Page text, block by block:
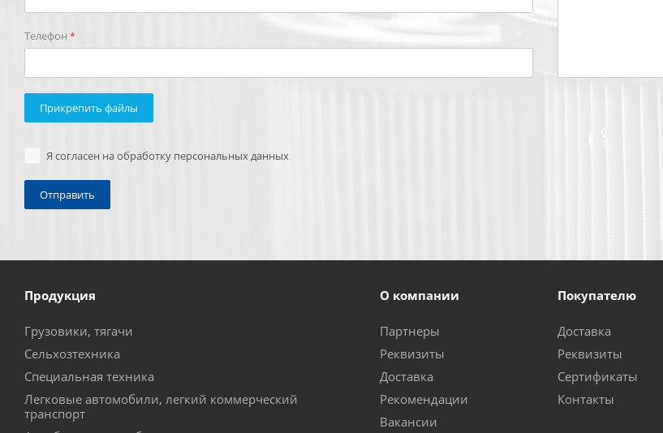
Телефон *
Прикрепить файлы
Я согласен на обработку персональных данных
Продукция
Грузовики, тягачи
Сельхозтехника
Специальная техника
Легковые автомобили, легкий коммерческий
транспорт
О компании
Партнеры
Реквизиты
Доставка
Рекомендации
Вакансии
Покупателю
Доставка
Реквизиты
Сертификаты
Контакты